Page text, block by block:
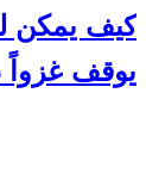
كيف يمكن
يوقف غزواً